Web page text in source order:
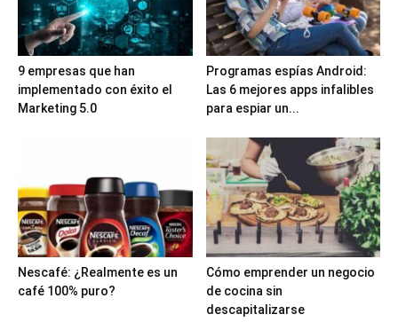
9 empresas que han
implementado con éxito el
Marketing 5.0
Programas espías Android:
Las 6 mejores apps infalibles
para espiar un...
Nescafé: ¿Realmente es un
café 100% puro?
Cómo emprender un negocio
de cocina sin
descapitalizarse